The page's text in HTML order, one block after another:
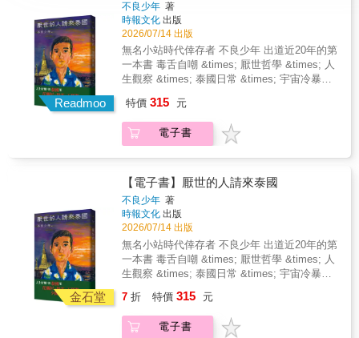
Readmoo
不良少年 著
時報文化 出版
2026/07/14 出版
無名小站時代倖存者 不良少年 出道近20年的第
一本書 毒舌自嘲 &times; 厭世哲學 &times; 人
生觀察 &times; 泰國日常 &times; 宇宙冷暴力
全場裸奔的非虛構作品
&mdash;&mdash;&mdash;&mdash; 人生好
爛， 但泰國用花襯衫、奶茶、五塔散、夕陽和
國唯一的模糊概念來自於舅舅：泰國錢幣、大
象鑰匙圈、榴槤糖、孔雀羽毛、五塔標行軍
散、風景畫摺疊扇&hellip;&hellip; 為什麼這個
新鮮有趣、充滿生命力的泰國，和小時候在宜
蘭鄉下認識的泰國，長得根本不像。 我的泰國
有按摩、夜市、背包客、佛寺和水上市場，有
曼谷清邁華欣芭達雅和好多熱帶島嶼，是一個
色彩繽紛的人間萬花筒。 我們真的來到同一個
國家嗎？
特價 315 元
電子書
金石堂
【電子書】厭世的人請來泰國
不良少年 著
時報文化 出版
2026/07/14 出版
無名小站時代倖存者 不良少年 出道近20年的第
一本書 毒舌自嘲 &times; 厭世哲學 &times; 人
生觀察 &times; 泰國日常 &times; 宇宙冷暴力
全場裸奔的非虛構作品
&mdash;&mdash;&mdash;&mdash; 人生好
爛， 但泰國用花襯衫、奶茶、五塔散、夕陽和
7 折 特價 315 元
電子書